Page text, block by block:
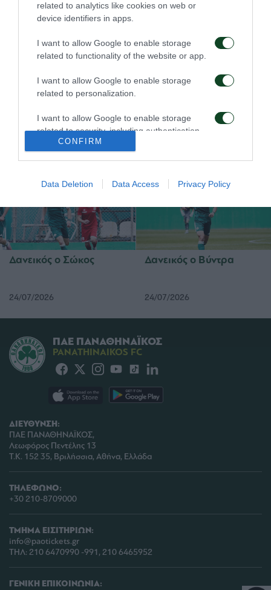
related to analytics like cookies on web or
device identifiers in apps.
I want to allow Google to enable storage
related to functionality of the website or app.
I want to allow Google to enable storage
related to personalization.
I want to allow Google to enable storage
related to security, including authentication
functionality and fraud prevention, and other
CONFIRM
Data Deletion Data Access Privacy Policy
05/08/2026
Στην Καραγκιουμριούκ
ο Σιώπης
Ολοκλήρωση
συνεργασίας με τον
Δανεικός ο Σώκος
24/07/2026
Δανεικός ο Βύντρα
24/07/2026
ΔΙΕΥΘΥΝΣΗ:
ΠΑΕ ΠΑΝΑΘΗΝΑΪΚΟΣ,
Λεωφόρος Πεντέλης 13
Τ.Κ. 152 35, Βριλήσσια, Αθήνα, Ελλάδα
ΤΗΛΕΦΩΝΟ:
+30 210-8709000
ΤΜΗΜΑ ΕΙΣΙΤΗΡΙΩΝ:
info@paotickets.gr
ΤΗΛ: 210 6470990 -991, 210 6465952
ΓΕΝΙΚΗ ΕΠΙΚΟΙΝΩΝΙΑ:
ΠΑΕ ΠΑΝΑΘΗΝΑΪΚΟΣ
PANATHINAIKOS FC